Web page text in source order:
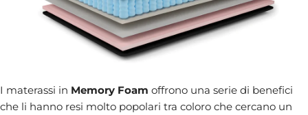
I materassi in Memory Foam offrono una serie di benefici
che li hanno resi molto popolari tra coloro che cercano un